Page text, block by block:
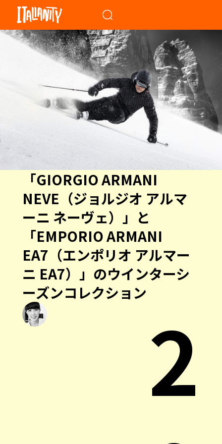
「GIORGIO ARMANI
NEVE（ジョルジオ アルマ
ーニ ネーヴェ）」と
「EMPORIO ARMANI
EA7（エンポリオ アルマー
ニ EA7）」のウインターシ
ーズンコレクション
2